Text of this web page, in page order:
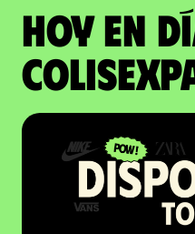
Hoy en